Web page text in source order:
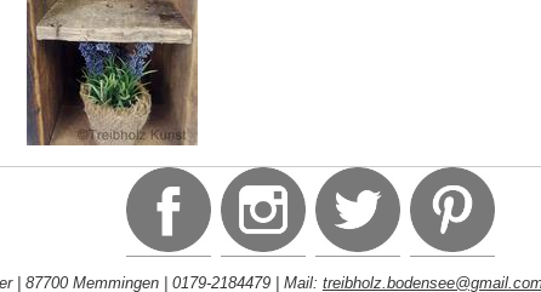
| 87700 Memmingen | 0179-2184479 | Mail: